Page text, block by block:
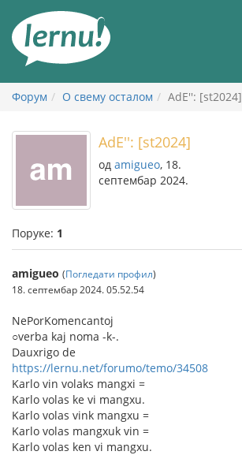
садржају
Форум О свему осталом AdE'': [st2024]
AdE'': [st2024]
од amigueo, 18.
септембар 2024.
Поруке: 1
amigueo (Погледати профил)
18. септембар 2024. 05.52.54
NePorKomencantoj
○verba kaj noma -k-.
Dauxrigo de
https://lernu.net/forumo/temo/34508
Karlo vin volaks mangxi =
Karlo volas ke vi mangxu.
Karlo volas vink mangxu =
Karlo volas mangxuk vin =
Karlo volas ken vi mangxu.